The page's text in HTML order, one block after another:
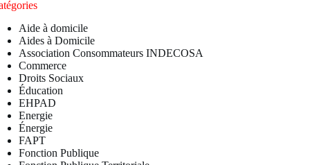
Aide à domicile
Aides à Domicile
Association Consommateurs INDECOSA
Commerce
Droits Sociaux
Éducation
EHPAD
Energie
Énergie
FAPT
Fonction Publique